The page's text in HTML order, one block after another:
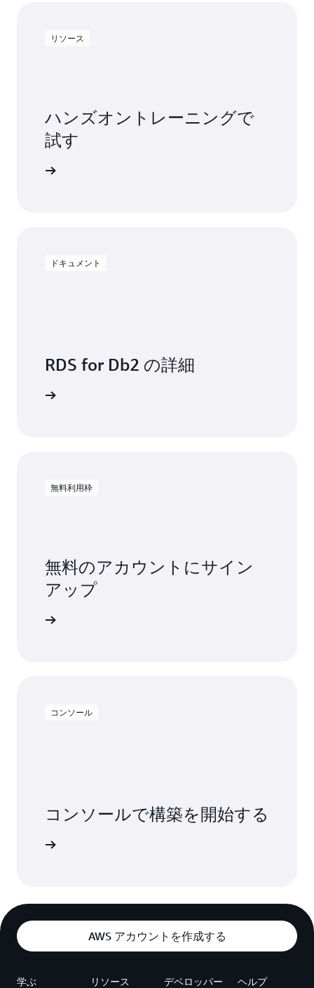
リソース
ハンズオントレーニングで
試す
ドキュメント
RDS for Db2 の詳細
無料利用枠
無料のアカウントにサイン
アップ
コンソール
コンソールで構築を開始する
AWS アカウントを作成する
学ぶ リソース デベロッパー ヘルプ